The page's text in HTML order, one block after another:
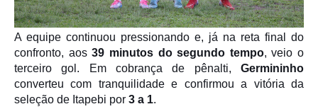
A equipe continuou pressionando e, já na reta final do
confronto, aos39 minutos do segundo tempo, veio o
terceiro gol. Em cobrança de pênalti, Germininho
converteu com tranquilidade e confirmou a vitória da
seleção de Itapebi por 3 a 1.